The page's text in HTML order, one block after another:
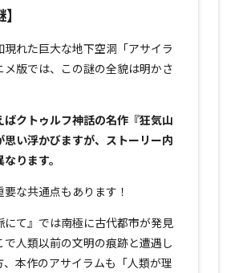
現れた巨大な地下空洞「アサイラ
メ版では、この謎の全貌は明かさ
ばクトゥルフ神話の名作『狂気山
思い浮かびますが、ストーリー内
ります。
要な共通点もあります！
にて』では南極に古代都市が発見
で人類以前の文明の痕跡と遭遇し
、本作のアサイラムも「人類が理